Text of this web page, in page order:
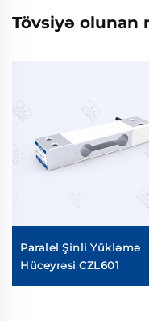
Tövsiyə olunan
Paralel Şinli Yükləmə
Hüceyrəsi CZL601